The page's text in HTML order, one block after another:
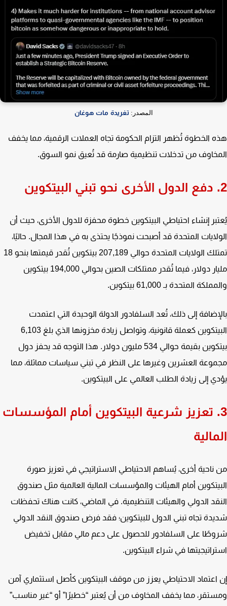
المصدر:تغريدة مات هوغان
الخطوة تُظهر التزام الحكومة تجاه العملات الرقمية، مما يخفف
من تدخلات تنظيمية صارمة قد تُعيق نمو السوق.
إنشاء احتياطي البيتكوين خطوة محفزة للدول الأخرى، حيث أن
المتحدة قد أصبحت نموذجًا يحتذى به في هذا المجال. حاليًا،
تمتلك الولايات المتحدة حوالي 207,189 بيتكوين تُقدر قيمتها بنحو 18
مليار دولار، فيما تُقدر ممتلكات الصين بحوالي 194,000 بيتكوين
المتحدة بـ 61,000 بيتكوين.
إلى ذلك، تُعد السلفادور الدولة الوحيدة التي اعتمدت
البيتكوين كعملة قانونية، وتواصل زيادة مخزونها الذي بلغ 6,103
بيتكوين بقيمة حوالي 534 مليون دولار. هذا التوجه قد يحفز دول
العشرين وغيرها على النظر في تبني سياسات مماثلة، مما
إلى زيادة الطلب العالمي على البيتكوين.
تعزيز شرعية البيتكوين أمام المؤسسات
أخرى، يُساهم الاحتياطي الاستراتيجي في تعزيز صورة
أمام الهيئات والمؤسسات المالية العالمية مثل صندوق
الدولي والهيئات التنظيمية. في الماضي، كانت هناك تحفظات
تجاه تبني الدول للبيتكوين؛ فقد فرض صندوق النقد الدولي
على السلفادور للحصول على دعم مالي مقابل تخفيض
في شراء البيتكوين.
الاحتياطي يعزز من موقف البيتكوين كأصل استثماري آمن
مما يخفف المخاوف من أن يُعتبر “خطيرًا” أو “غير مناسب”